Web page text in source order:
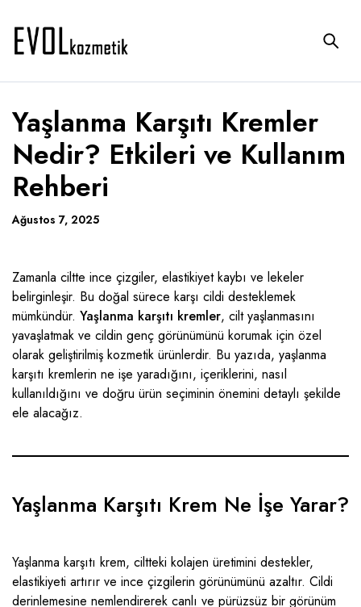
Yaşlanma Karşıtı Kremler
Nedir? Etkileri ve Kullanım
Rehberi
Ağustos 7, 2025
Zamanla ciltte ince çizgiler, elastikiyet kaybı ve lekeler
belirginleşir. Bu doğal sürece karşı cildi desteklemek
mümkündür. Yaşlanma karşıtı kremler, cilt yaşlanmasını
yavaşlatmak ve cildin genç görünümünü korumak için özel
olarak geliştirilmiş kozmetik ürünlerdir. Bu yazıda, yaşlanma
karşıtı kremlerin ne işe yaradığını, içeriklerini, nasıl
kullanıldığını ve doğru ürün seçiminin önemini detaylı şekilde
ele alacağız.
Yaşlanma Karşıtı Krem Ne İşe Yarar?
Yaşlanma karşıtı krem, ciltteki kolajen üretimini destekler,
elastikiyeti artırır ve ince çizgilerin görünümünü azaltır. Cildi
derinlemesine nemlendirerek canlı ve pürüzsüz bir görünüm